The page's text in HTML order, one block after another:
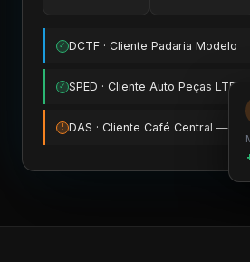
✓ DCTF · Cliente Padaria Modelo
✓ SPED · Cliente Auto Peças LTDA
! DAS · Cliente Café Central —